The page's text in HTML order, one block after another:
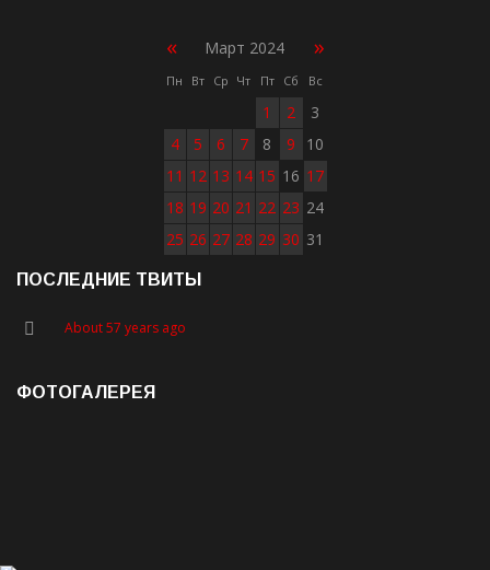
« Март 2024 »
Пн Вт Ср Чт Пт Сб Вс
1 2
3
4
5 6 7 8 9
10
11 12 13 14 15 16 17
18 19 20 21 22 23 24
25 26 27 28 29 30 31
ПОСЛЕДНИЕ ТВИТЫ
About 57 years ago
ФОТОГАЛЕРЕЯ